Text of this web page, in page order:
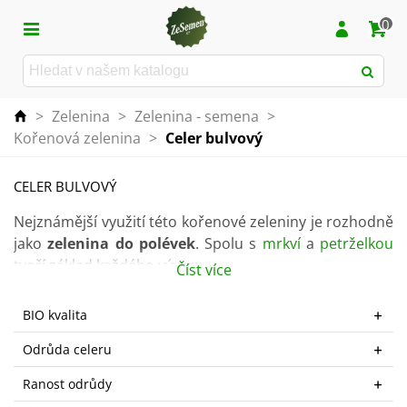
0
> Zelenina > Zelenina - semena >
Kořenová zelenina > Celer bulvový
CELER BULVOVÝ
Nejznámější využití této kořenové zeleniny je rozhodně
jakozelenina do polévek. Spolu s mrkvía petrželkou
tvoří základ každého vývaru.
rostlině, měli byste to rychle změnit. Kvůli své
nízké
kalorické hodnotě
je skvělým pomocníkem při
dietách. Je vhodný při trávicích potížích, neboť
obsahujevysoký obsah vlákniny
a také snižuje
Číst více
BIO kvalita
Odrůda celeru
Ranost odrůdy